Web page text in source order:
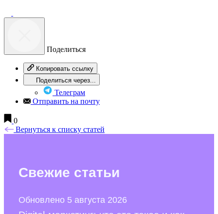
Поделиться
Копировать ссылку
Поделиться через...
Телеграм
Отправить на почту
0
Вернуться к списку статей
Свежие статьи
Обновлено 5 августа 2026